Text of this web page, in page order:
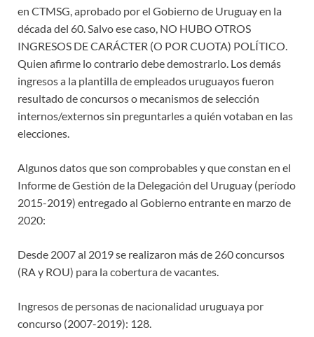
en CTMSG, aprobado por el Gobierno de Uruguay en la
década del 60. Salvo ese caso, NO HUBO OTROS
INGRESOS DE CARÁCTER (O POR CUOTA) POLÍTICO.
Quien afirme lo contrario debe demostrarlo. Los demás
ingresos a la plantilla de empleados uruguayos fueron
resultado de concursos o mecanismos de selección
internos/externos sin preguntarles a quién votaban en las
elecciones.
Algunos datos que son comprobables y que constan en el
Informe de Gestión de la Delegación del Uruguay (período
2015-2019) entregado al Gobierno entrante en marzo de
2020:
Desde 2007 al 2019 se realizaron más de 260 concursos
(RA y ROU) para la cobertura de vacantes.
Ingresos de personas de nacionalidad uruguaya por
concurso (2007-2019): 128.